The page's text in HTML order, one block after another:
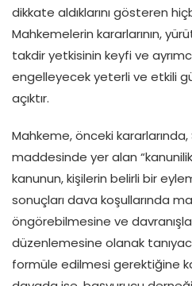
dikkate aldıklarını gösteren
Mahkemelerin kararlarının,
takdir yetkisinin keyfi ve
engelleyecek yeterli ve etkili
açıktır.
Mahkeme, önceki kararlarında,
maddesinde yer alan
kanunun, kişilerin belirli bir
sonuçları dava koşullarında
öngörebilmesine ve
düzenlemesine olanak
formüle edilmesi gerektiğine